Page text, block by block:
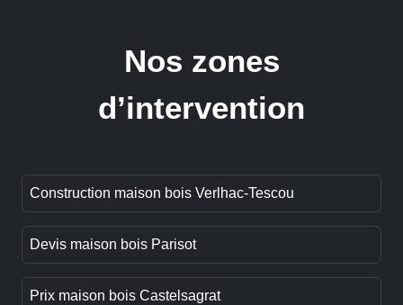
Nos zones
d’intervention
Construction maison bois Verlhac-Tescou
Devis maison bois Parisot
Prix maison bois Castelsagrat